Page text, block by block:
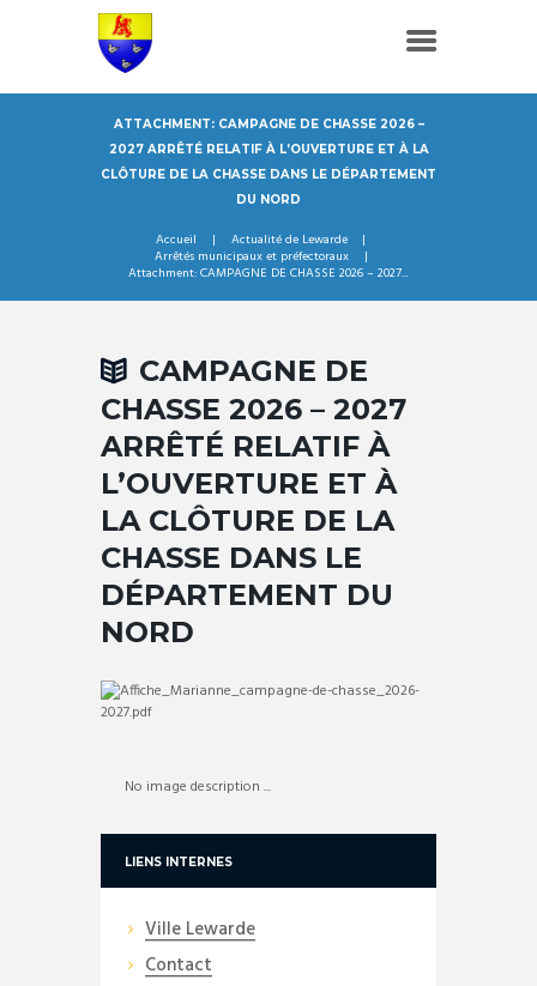
ATTACHMENT: CAMPAGNE DE CHASSE 2026 –
2027 ARRÊTÉ RELATIF À L’OUVERTURE ET À LA
CLÔTURE DE LA CHASSE DANS LE DÉPARTEMENT
DU NORD
Accueil
Actualité de Lewarde
Arrêtés municipaux et préfectoraux
Attachment: CAMPAGNE DE CHASSE 2026 – 2027...
CAMPAGNE DE
CHASSE 2026 – 2027
ARRÊTÉ RELATIF À
L’OUVERTURE ET À
LA CLÔTURE DE LA
CHASSE DANS LE
DÉPARTEMENT DU
NORD
No image description ...
LIENS INTERNES
Ville Lewarde
Contact